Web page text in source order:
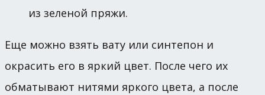
из зеленой пряжи.
Еще можно взять вату или синтепон и
окрасить его в яркий цвет. После чего их
обматывают нитями яркого цвета, а после